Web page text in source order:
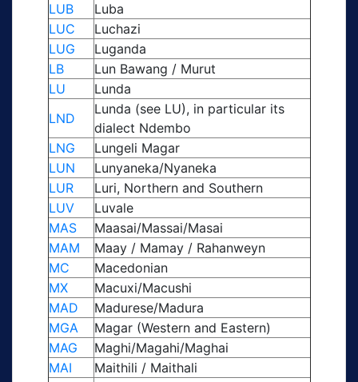
LUB
Luba
LUC
Luchazi
LUG
Luganda
LB
Lun Bawang / Murut
LU
Lunda
LND
Lunda (see LU), in particular its
dialect Ndembo
LNG
Lungeli Magar
LUN
Lunyaneka/Nyaneka
LUR
Luri, Northern and Southern
LUV
Luvale
MAS
Maasai/Massai/Masai
MAM
Maay / Mamay / Rahanweyn
MC
Macedonian
MX
Macuxi/Macushi
MAD
Madurese/Madura
MGA
Magar (Western and Eastern)
MAG
Maghi/Magahi/Maghai
MAI
Maithili / Maithali